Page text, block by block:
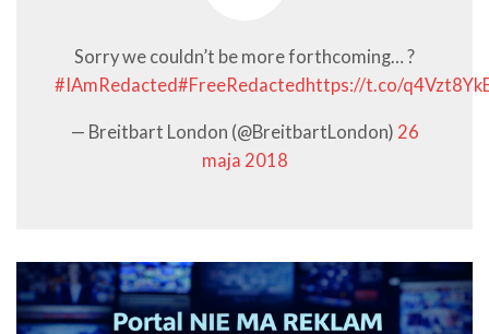
Sorry we couldn’t be more forthcoming… ?
#IAmRedacted#FreeRedacted https://t.co/
— Breitbart London (@BreitbartLondon) 26
maja 2018